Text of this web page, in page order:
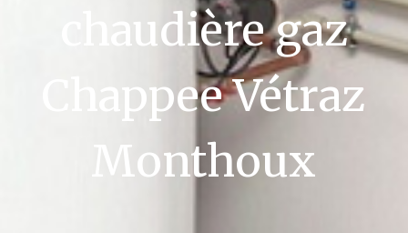
chaudière gaz
Chappee Vétraz
Monthoux